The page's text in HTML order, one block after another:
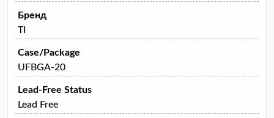
Бренд
TI
Case/Package
UFBGA-20
Lead-Free Status
Lead Free